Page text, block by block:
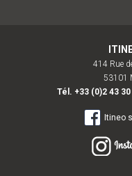
414 Rue
53101
Tél. +33 (0)2 43
Itineo